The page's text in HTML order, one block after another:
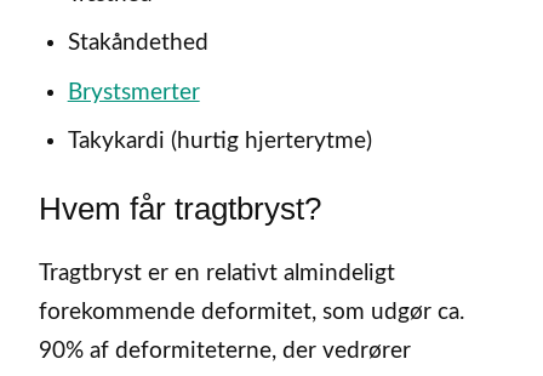
Stakåndethed
Brystsmerter
Takykardi (hurtig hjerterytme)
Hvem får tragtbryst?
Tragtbryst er en relativt almindeligt
forekommende deformitet, som udgør ca.
90% af deformiteterne, der vedrører